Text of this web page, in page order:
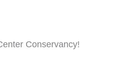
Conservancy!